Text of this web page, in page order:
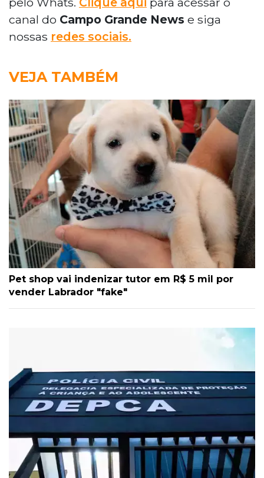
canal do Campo Grande News e siga
nossas redes sociais.
VEJA TAMBÉM
Pet shop vai indenizar tutor em R$ 5 mil por
vender Labrador "fake"